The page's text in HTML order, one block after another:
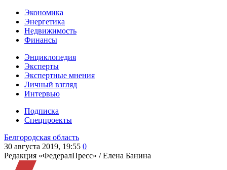
Экономика
Энергетика
Недвижимость
Финансы
Энциклопедия
Эксперты
Экспертные мнения
Личный взгляд
Интервью
Подписка
Спецпроекты
Белгородская область
30 августа 2019, 19:55 0
Редакция «ФедералПресс» /Елена Банина